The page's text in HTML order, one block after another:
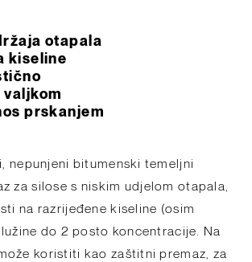
otapala
kiseline
valjkom
prskanjem
nepunjeni bitumenski temeljni
za silose s niskim udjelom otapala,
na razrijeđene kiseline (osim
do 2 posto koncentracije. Na
koristiti kao zaštitni premaz, za